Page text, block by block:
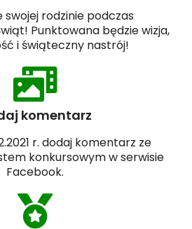
swojej rodzinie podczas
Punktowana będzie wizja,
i świąteczny nastrój!
komentarz
r. dodaj komentarz ze
konkursowym w serwisie
Facebook.